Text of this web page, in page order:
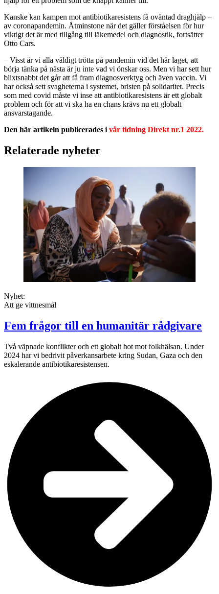
Kanske kan kampen mot antibiotikaresistens få oväntad draghjälp –
av coronapandemin. Åtminstone när det gäller förståelsen för hur
viktigt det är med tillgång till läkemedel och diagnostik, fortsätter
Otto Cars.
– Visst är vi alla väldigt trötta på pandemin vid det här laget, att
börja tänka på nästa är ju inte vad vi önskar oss. Men vi har sett hur
blixtsnabbt det går att få fram diagnosverktyg och även vaccin. Vi
har också sett svagheterna i systemet, bristen på solidaritet. Precis
som med covid måste vi inse att antibiotikaresistens är ett globalt
problem och för att vi ska ha en chans krävs nu ett globalt
ansvarstagande.
Den här artikeln publicerades i vår tidning Direkt nr.1 2022.
Relaterade nyheter
Nyhet:
Att ge vittnesmål
Fem frågor till en humanitär rådgivare
Två väpnade konflikter och ett globalt hot mot folkhälsan. Under
2024 har vi bedrivit påverkansarbete kring Sudan, Gaza och den
eskalerande antibiotikaresistensen.